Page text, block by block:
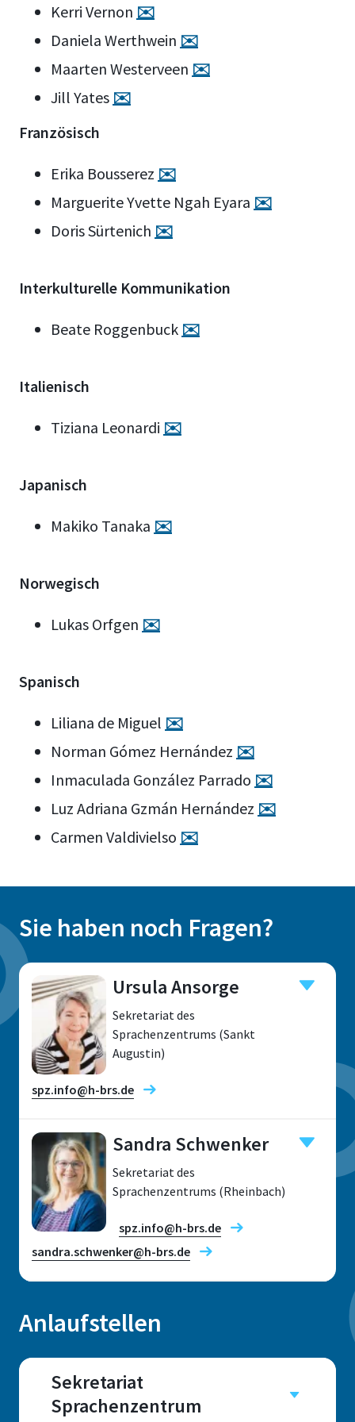
Kerri Vernon ✉️
Daniela Werthwein ✉️
Maarten Westerveen ✉️
Jill Yates ✉️
Französisch
Erika Bousserez ✉️
Marguerite Yvette Ngah Eyara ✉️
Doris Sürtenich ✉️
Interkulturelle Kommunikation
Beate Roggenbuck ✉️
Italienisch
Tiziana Leonardi ✉️
Japanisch
Makiko Tanaka ✉️
Norwegisch
Lukas Orfgen ✉️
Spanisch
Liliana de Miguel ✉️
Norman Gómez Hernández ✉️
Inmaculada González Parrado ✉️
Luz Adriana Gzmán Hernández ✉️
Carmen Valdivielso ✉️
Sie haben noch Fragen?
Ursula Ansorge
Sekretariat des
Sprachenzentrums (Sankt
Augustin)
spz.info@h-brs.de
Standort
Sankt Augustin
E 011
Grantham-Allee 20
53757 Sankt Augustin
Sandra Schwenker
Sekretariat des
Sprachenzentrums (Rheinbach)
spz.info@h-brs.de
sandra.schwenker@h-brs.de
Rheinbach
Raum
Anlaufstellen
Sekretariat
Sprachenzentrum